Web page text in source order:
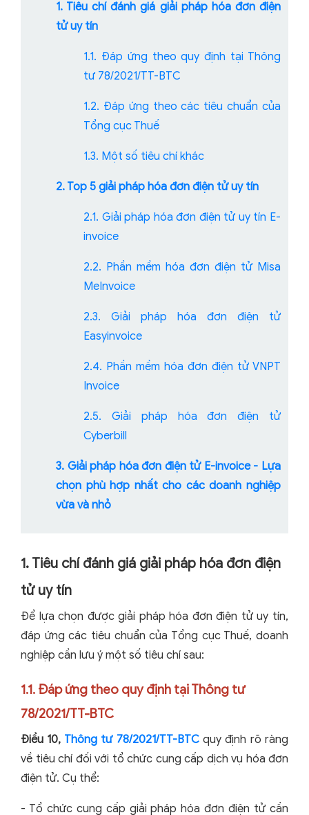
1. Tiêu chí đánh giá giải pháp hóa đơn điện
tử uy tín
1.1. Đáp ứng theo quy định tại Thông
tư 78/2021/TT-BTC
1.2. Đáp ứng theo các tiêu chuẩn của
Tổng cục Thuế
1.3. Một số tiêu chí khác
2. Top 5 giải pháp hóa đơn điện tử uy tín
2.1. Giải pháp hóa đơn điện tử uy tín E-
invoice
2.2. Phần mềm hóa đơn điện tử Misa
MeInvoice
2.3. Giải pháp hóa đơn điện tử
Easyinvoice
2.4. Phần mềm hóa đơn điện tử VNPT
Invoice
2.5. Giải pháp hóa đơn điện tử
Cyberbill
3. Giải pháp hóa đơn điện tử E-invoice - Lựa
chọn phù hợp nhất cho các doanh nghiệp
vừa và nhỏ
1. Tiêu chí đánh giá giải pháp hóa đơn điện
tử uy tín
Để lựa chọn được giải pháp hóa đơn điện tử uy tín,
đáp ứng các tiêu chuẩn của Tổng cục Thuế, doanh
nghiệp cần lưu ý một số tiêu chí sau:
1.1. Đáp ứng theo quy định tại Thông tư
78/2021/TT-BTC
Điều 10, Thông tư 78/2021/TT-BTCquy định rõ ràng
về tiêu chí đối với tổ chức cung cấp dịch vụ hóa đơn
điện tử. Cụ thể:
- Tổ chức cung cấp giải pháp hóa đơn điện tử cần